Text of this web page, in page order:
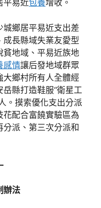
平易近包養增收。
城鄉居平易近支出差
成長縣域失業友愛型
貧地域、平易近族地
感情讓后發地域群眾
大鄉村所有人全體經
縣打造鞋服“衛星工
。摸索優化支出分派
配合富饒實驗區為
派、第三次分派和
辦法